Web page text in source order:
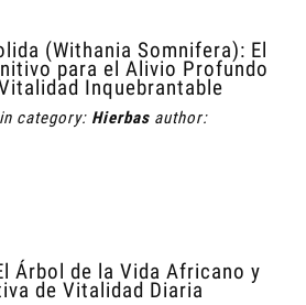
(Withania Somnifera): El
para el Alivio Profundo
Inquebrantable
in category: Hierbas author:
Árbol de la Vida Africano y
de Vitalidad Diaria